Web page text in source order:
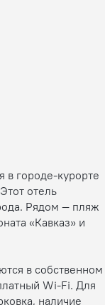
в городе-курорте
отель
Рядом — пляж
«Кавказ» и
в собственном
Wi-Fi. Для
наличие